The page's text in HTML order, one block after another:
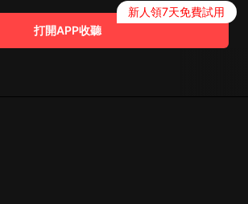
打開APP收聽
新人領7天免費試用